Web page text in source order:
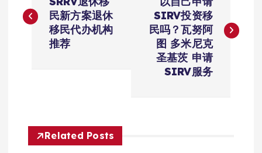
章
导
民新方案退休
移民代办机构
推荐
SIRV投资移
民吗？瓦努阿
图 多米尼克
圣基茨 申请
SIRV服务
Related Posts